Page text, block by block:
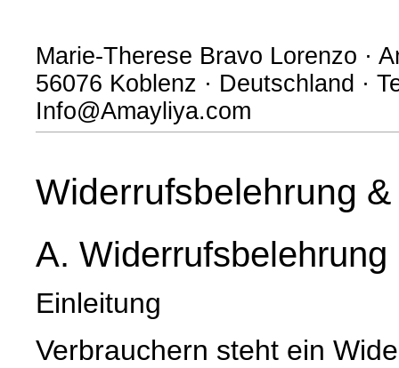
Marie-Therese Bravo Lorenzo ·
56076 Koblenz · Deutschland ·
Info@Amayliya.com
Widerrufsbelehrung
A. Widerrufsbelehrung
Einleitung
Verbrauchern steht ein